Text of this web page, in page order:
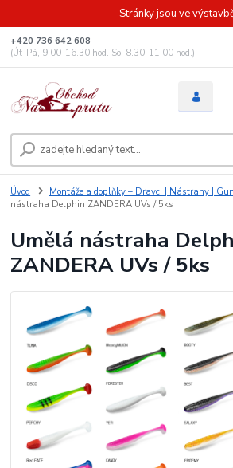
Stránky jsou ve
+420 736 642 608
(Út-Pá, 9:00-16.30 hod. So, 8.30-11:00 hod.)
Úvod Montáže a doplňky – Dravci | Nástrahy |
nástraha Delphin ZANDERA UVs / 5ks
Umělá nástraha
ZANDERA UVs / 5ks